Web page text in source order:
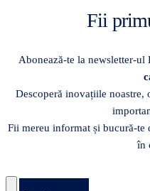
Fii
Abonează-te la newsletter-
Descoperă inovațiile noastre,
Fii mereu informat și bucură-te
în